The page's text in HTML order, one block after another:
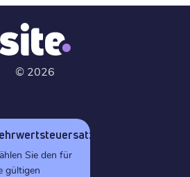
© 2026
Sie den für
gültigen